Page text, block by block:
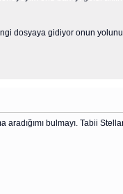
dosyaya gidiyor onun
bulmayı. Tabii